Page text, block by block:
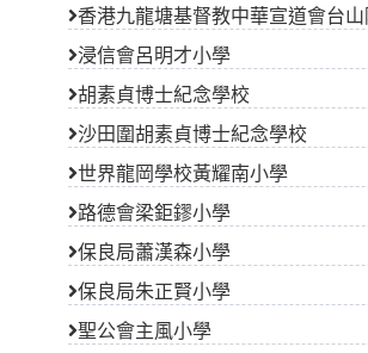
香港九龍塘基督教中華宣道會台
浸信會呂明才小學
胡素貞博士紀念學校
沙田圍胡素貞博士紀念學校
世界龍岡學校黃耀南小學
路德會梁鉅鏐小學
保良局蕭漢森小學
保良局朱正賢小學
聖公會主風小學